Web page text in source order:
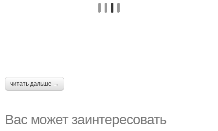
читать дальше →
Вас может заинтересовать